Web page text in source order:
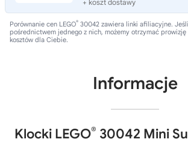
+ koszt dostawy
Porównanie cen LEGO® 30042 zawiera linki afiliacyjne.
pośrednictwem jednego z nich, możemy otrzymać
kosztów dla Ciebie.
Informacje
Klocki LEGO® 30042 Mini